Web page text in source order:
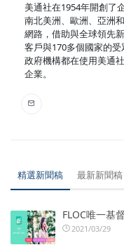
美通社在1954年開創了
南北美洲、歐洲、亞洲
網路，借助與全球領先
客戶與170多個國家的
政府機構都在使用美通
企業。
精選新聞稿 最新新聞稿
FLOC唯一基
2021/03/29